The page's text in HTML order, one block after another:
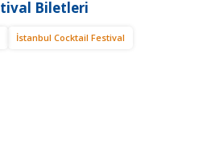
Biletleri
İstanbul Cocktail Festival